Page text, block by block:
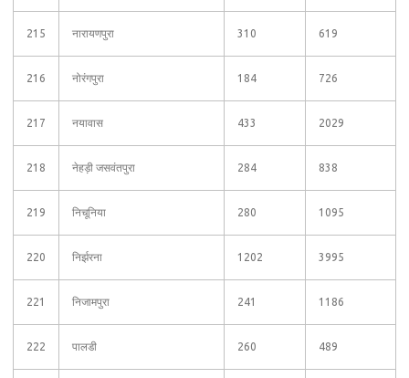
215 नारायणपुरा 310 619
216 नोरंगपुरा 184 726
217 नयावास 433 2029
218 नेहड़ी जसवंतपुरा 284 838
219 निचूनिया 280 1095
220 निर्झरना 1202 3995
221 निजामपुरा 241 1186
222 पालडी 260 489